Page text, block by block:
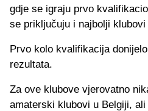
gdje se igraju prvo
se priključuju i najbolji
Prvo kolo kvalifikacija
rezultata.
Za ove klubove vjerovatno
amaterski klubovi u Belgiji,